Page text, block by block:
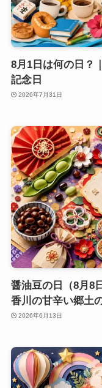
8月1日は何の日？
記念日
2026年7月31日
醤油豆の日（8月8
香川の甘辛い郷土
2026年6月13日